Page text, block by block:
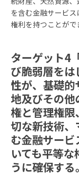
を含む金融サービ
権利を持つことがで
ターゲット4
び脆弱層を
性が、基礎
地及びその
権と管理権
切な新技術
む金融サー
いても平等
うに確保する